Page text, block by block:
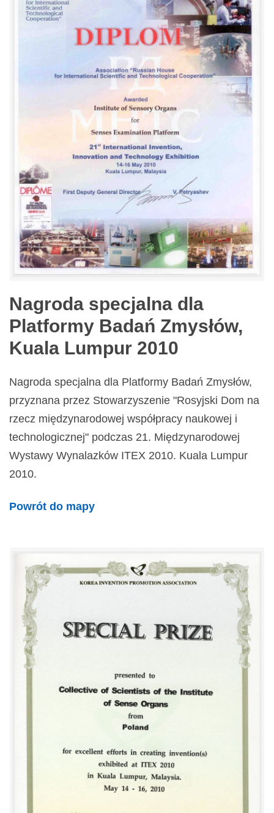
Nagroda specjalna dla
Platformy Badań Zmysłów,
Kuala Lumpur 2010
Nagroda specjalna dla Platformy Badań Zmysłów,
przyznana przez Stowarzyszenie "Rosyjski Dom na
rzecz międzynarodowej współpracy naukowej i
technologicznej" podczas 21. Międzynarodowej
Wystawy Wynalazków ITEX 2010. Kuala Lumpur
2010.
Powrót do mapy